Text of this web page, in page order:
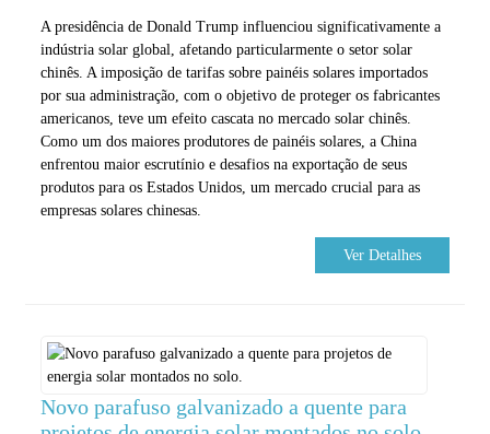
A presidência de Donald Trump influenciou significativamente a
indústria solar global, afetando particularmente o setor solar
chinês. A imposição de tarifas sobre painéis solares importados
por sua administração, com o objetivo de proteger os fabricantes
americanos, teve um efeito cascata no mercado solar chinês.
Como um dos maiores produtores de painéis solares, a China
enfrentou maior escrutínio e desafios na exportação de seus
produtos para os Estados Unidos, um mercado crucial para as
empresas solares chinesas.
Ver Detalhes
Novo parafuso galvanizado a quente para